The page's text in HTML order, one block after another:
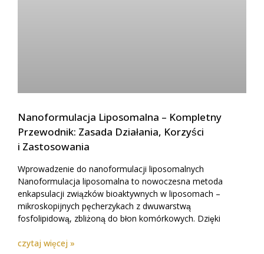
Nanoformulacja Liposomalna – Kompletny
Przewodnik: Zasada Działania, Korzyści
i Zastosowania
Wprowadzenie do nanoformulacji liposomalnych
Nanoformulacja liposomalna to nowoczesna metoda
enkapsulacji związków bioaktywnych w liposomach –
mikroskopijnych pęcherzykach z dwuwarstwą
fosfolipidową, zbliżoną do błon komórkowych. Dzięki
czytaj więcej »